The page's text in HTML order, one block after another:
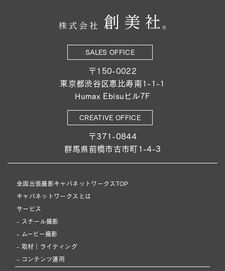
SALES OFFICE
〒150-0022
東京都渋谷区恵比寿南1-1-1
Humax Ebisuビル7F
CREATIVE OFFICE
〒371-0844
群馬県前橋市古市町1-4-3
全国出張撮影キャパネットワークスTOP
キャパネットワークスとは
サービス
- スチール撮影
- ムービー撮影
- 取材｜ライティング
- コンテンツ運用